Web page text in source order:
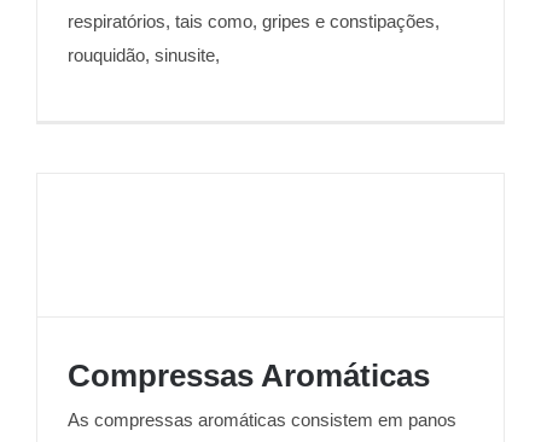
respiratórios, tais como, gripes e constipações,
rouquidão, sinusite,
Compressas Aromáticas
Compressas Aromáticas
As compressas aromáticas consistem em panos